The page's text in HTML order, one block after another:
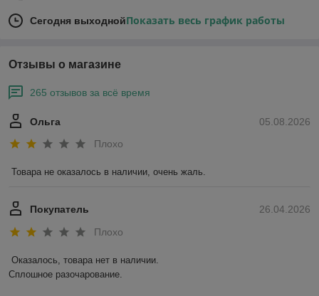
Сегодня выходнойПоказать весь график работы
Отзывы о магазине
265 отзывов за всё время
05.08.2026
Ольга
Плохо
Товара не оказалось в наличии, очень жаль.
26.04.2026
Покупатель
Плохо
Оказалось, товара нет в наличии.
Сплошное разочарование.